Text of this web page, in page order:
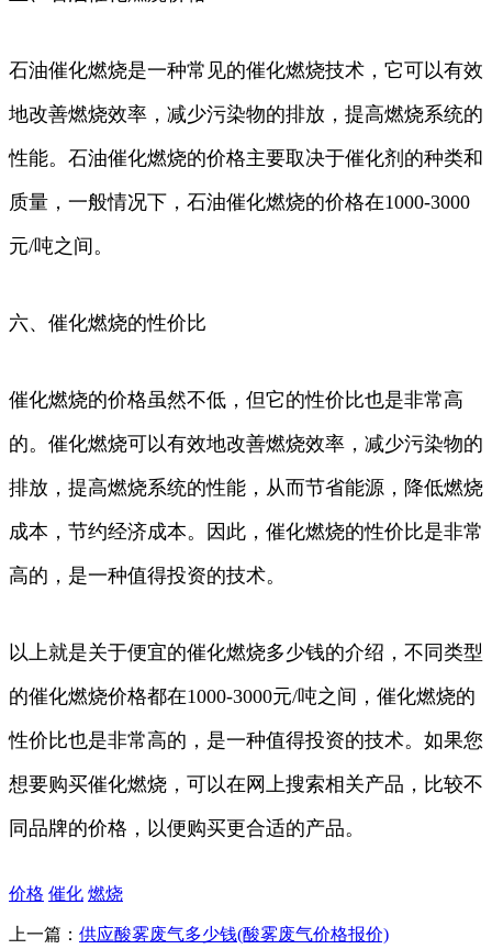
石油催化燃烧是一种常见的催化燃烧技术，它可以有效
地改善燃烧效率，减少污染物的排放，提高燃烧系统的
性能。石油催化燃烧的价格主要取决于催化剂的种类和
质量，一般情况下，石油催化燃烧的价格在1000-3000
元/吨之间。
六、催化燃烧的性价比
催化燃烧的价格虽然不低，但它的性价比也是非常高
的。催化燃烧可以有效地改善燃烧效率，减少污染物的
排放，提高燃烧系统的性能，从而节省能源，降低燃烧
成本，节约经济成本。因此，催化燃烧的性价比是非常
高的，是一种值得投资的技术。
以上就是关于便宜的催化燃烧多少钱的介绍，不同类型
的催化燃烧价格都在1000-3000元/吨之间，催化燃烧的
性价比也是非常高的，是一种值得投资的技术。如果您
想要购买催化燃烧，可以在网上搜索相关产品，比较不
同品牌的价格，以便购买更合适的产品。
价格 催化 燃烧
上一篇： 供应酸雾废气多少钱(酸雾废气价格报价)